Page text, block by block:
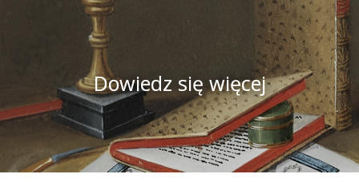
Dowiedz się więcej